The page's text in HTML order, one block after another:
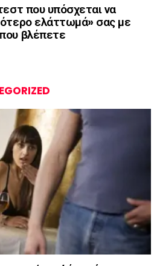
που υπόσχεται να
ελάττωμά» σας με
βλέπετε